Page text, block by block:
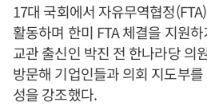
17대 국회에서 자유무역협정
활동하며 한미 FTA 체결을 지원
교관 출신인 박진 전 한나라당 의
방문해 기업인들과 의회 지도부
성을 강조했다.